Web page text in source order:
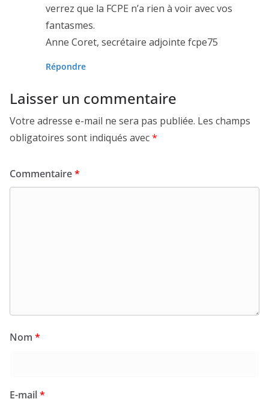
verrez que la FCPE n’a rien à voir avec vos
fantasmes.
Anne Coret, secrétaire adjointe fcpe75
Répondre
Laisser un commentaire
Votre adresse e-mail ne sera pas publiée. Les champs
obligatoires sont indiqués avec*
Commentaire*
Nom *
E-mail*